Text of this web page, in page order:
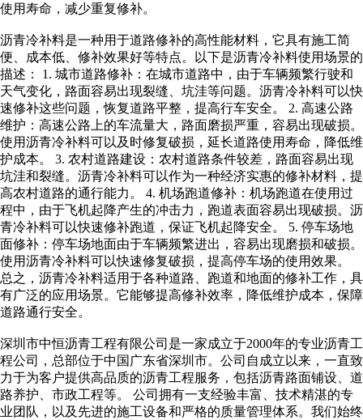
使用寿命，减少重复修补。
沥青冷补料是一种用于道路修补的高性能材料，它具有施工简
便、成本低、修补效果好等特点。以下是沥青冷补料使用场景的
描述： 1. 城市道路修补：在城市道路中，由于车辆频繁行驶和
天气变化，路面容易出现裂缝、坑洼等问题。沥青冷补料可以快
速修补这些问题，恢复道路平整，提高行车安全。 2. 高速公路
维护：高速公路上的车流量大，路面磨损严重，容易出现破损。
使用沥青冷补料可以及时修复破损，延长道路使用寿命，降低维
护成本。 3. 农村道路建设：农村道路条件较差，路面容易出现
坑洼和裂缝。沥青冷补料可以作为一种经济实惠的修补材料，提
高农村道路的通行能力。 4. 机场跑道修补：机场跑道在使用过
程中，由于飞机起降产生的冲击力，跑道表面容易出现破损。沥
青冷补料可以快速修补跑道，保证飞机起降安全。 5. 停车场地
面修补：停车场地面由于车辆频繁进出，容易出现磨损和破损。
使用沥青冷补料可以快速修复破损，提高停车场的使用效果。
总之，沥青冷补料适用于各种道路、跑道和地面的修补工作，具
有广泛的应用场景。它能够提高修补效率，降低维护成本，保障
道路通行安全。
深圳市中恒沥青工程有限公司是一家成立于2000年的专业沥青工
程公司，总部位于中国广东省深圳市。公司自成立以来，一直致
力于为客户提供高品质的沥青工程服务，包括沥青路面铺设、道
路养护、市政工程等。 公司拥有一支经验丰富、技术精湛的专
业团队，以及先进的施工设备和严格的质量管理体系。我们始终